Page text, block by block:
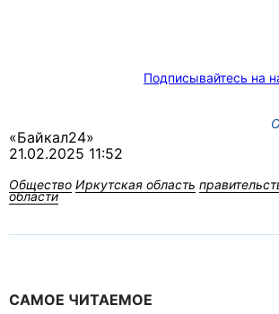
Подписывайтесь на
«Байкал24»
21.02.2025 11:52
Общество Иркутская область
области
САМОЕ ЧИТАЕМОЕ